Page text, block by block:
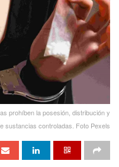
prohíben la posesión, distribución y
sustancias controladas. Foto Pexels